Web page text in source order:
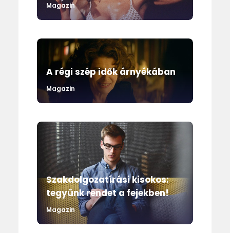
Magazin
A régi szép idők árnyékában
Magazin
Szakdolgozatírási kisokos:
tegyünk rendet a fejekben!
Magazin